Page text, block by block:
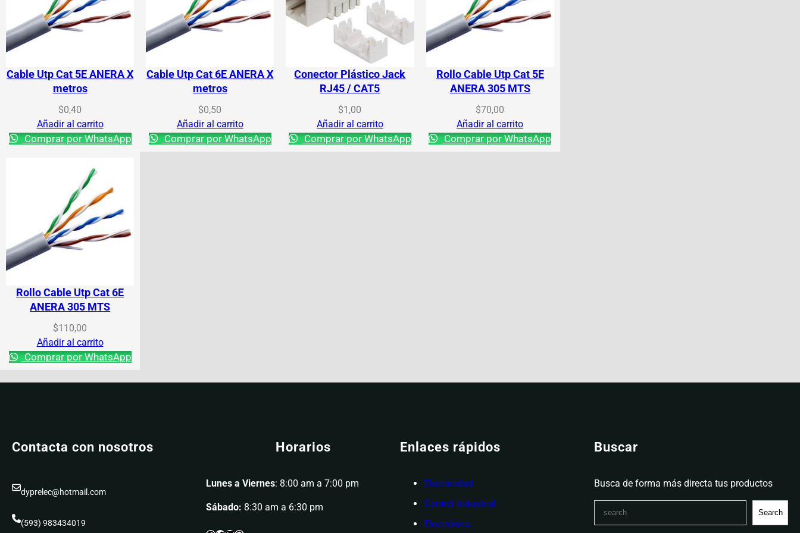
Cable Utp Cat 5E ANERA X
metros
$0,40
Añadir al carrito
Comprar por WhatsApp
Cable Utp Cat 6E ANERA X
metros
$0,50
Añadir al carrito
Comprar por WhatsApp
Conector Plástico Jack
RJ45 / CAT5
$1,00
Añadir al carrito
Comprar por WhatsApp
Rollo Cable Utp Cat 5E
ANERA 305 MTS
$70,00
Añadir al carrito
Comprar por WhatsApp
Rollo Cable Utp Cat 6E
ANERA 305 MTS
$110,00
Añadir al carrito
Comprar por WhatsApp
Contacta con nosotros
dyprelec@hotmail.com
(593) 983434019
Horarios
Lunes a Viernes: 8:00 am a 7:00 pm
Sábado: 8:30 am a 6:30 pm
Enlaces rápidos
Electricidad
Control Industrial
Electrónica
Buscar
Busca de forma más directa tus productos
Search